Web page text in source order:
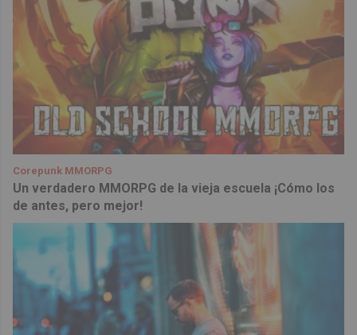
Corepunk MMORPG
Un verdadero MMORPG de la vieja escuela ¡Cómo los
de antes, pero mejor!